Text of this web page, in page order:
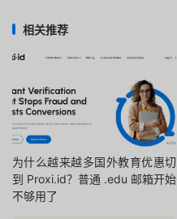
相关推荐
为什么越来越多国外教育优惠切
到 Proxi.id？普通 .edu 邮箱开始
不够用了